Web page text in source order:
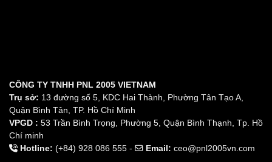
CÔNG TY TNHH PNL 2005 VIETNAM
Trụ sở: 13 đường số 5, KDC Hai Thành, Phường Tân Tạo A,
Quận Bình Tân, TP. Hồ Chí Minh
VPGD : 53 Trần Bình Trọng, Phường 5, Quận Bình Thạnh, Tp. Hồ
Chí minh
Hotline: (+84) 928 086 555 - Email: ceo@pnl2005vn.com